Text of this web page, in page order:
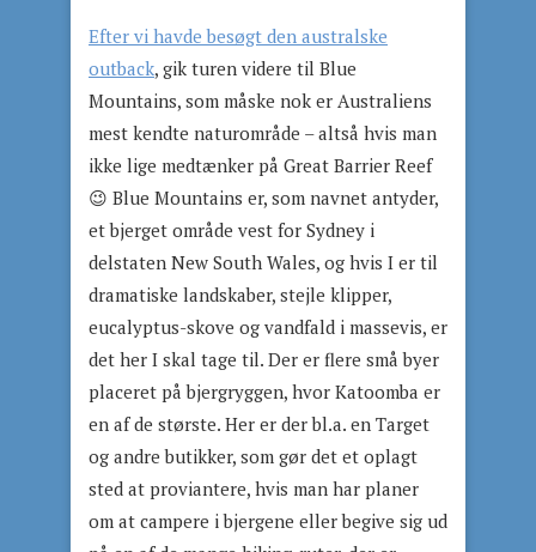
Efter vi havde besøgt den australske
outback, gik turen videre til Blue
Mountains, som måske nok er Australiens
mest kendte naturområde – altså hvis man
ikke lige medtænker på Great Barrier Reef
😉 Blue Mountains er, som navnet antyder,
et bjerget område vest for Sydney i
delstaten New South Wales, og hvis I er til
dramatiske landskaber, stejle klipper,
eucalyptus-skove og vandfald i massevis, er
det her I skal tage til. Der er flere små byer
placeret på bjergryggen, hvor Katoomba er
en af de største. Her er der bl.a. en Target
og andre butikker, som gør det et oplagt
sted at proviantere, hvis man har planer
om at campere i bjergene eller begive sig ud